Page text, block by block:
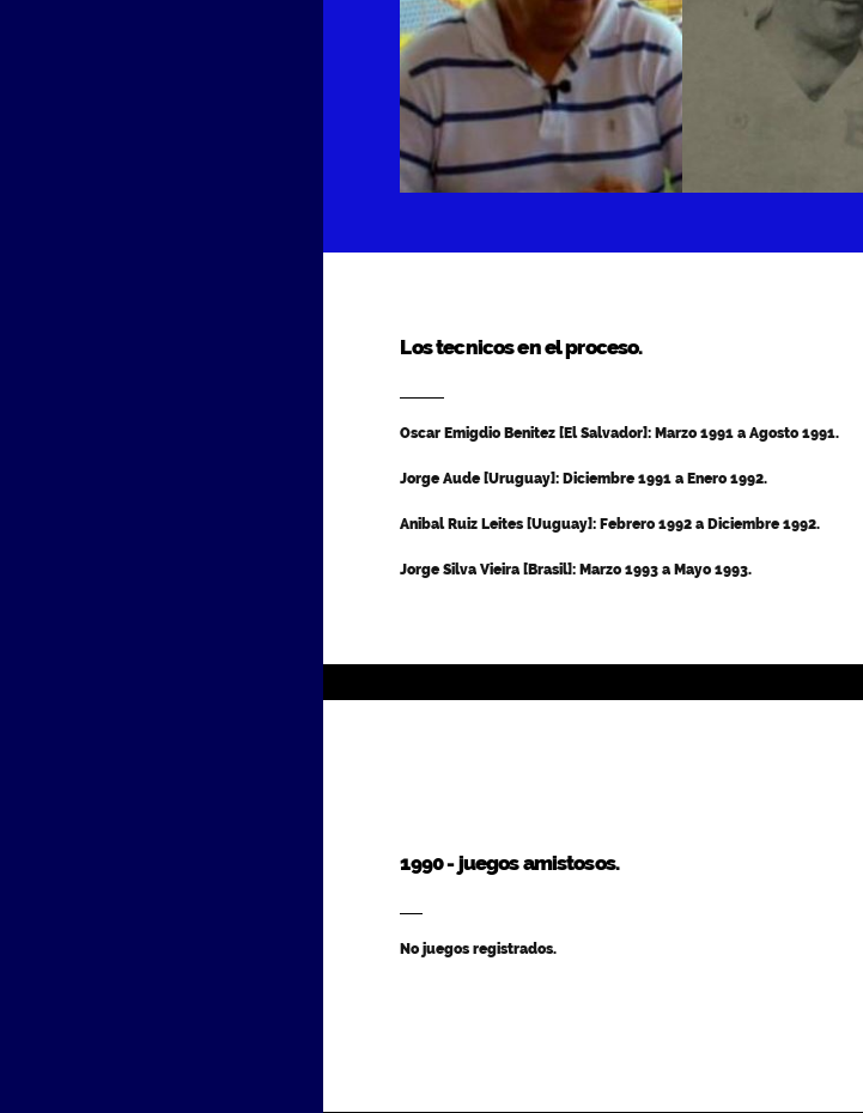
Los tecnicos en el proceso.
Oscar Emigdio Benitez [El Salvador]: Marzo 1991 a Agosto 1991.
Jorge Aude [Uruguay]: Diciembre 1991 a Enero 1992.
Anibal Ruiz Leites [Uuguay]: Febrero 1992 a Diciembre 1992.
Jorge Silva Vieira [Brasil]: Marzo 1993 a Mayo 1993.
1990 - juegos amistosos.
No juegos registrados.